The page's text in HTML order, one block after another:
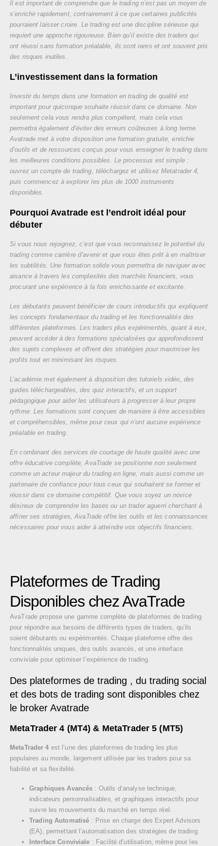
Il est important de comprendre que le trading n’est pas un moyen de
s’enrichir rapidement, contrairement à ce que certaines publicités
pourraient laisser croire. Le trading est une discipline sérieuse qui
requiert une approche rigoureuse. Bien qu’il existe des traders qui
ont réussi sans formation préalable, ils sont rares et ont souvent pris
des risques inutiles.
L’investissement dans la formation
Investir du temps dans une formation en trading de qualité est
important pour quiconque souhaite réussir dans ce domaine. Non
seulement cela vous rendra plus compétent, mais cela vous
permettra également d’éviter des erreurs coûteuses à long terme.
Avatrade met à votre disposition une formation gratuite, enrichie
d’outils et de ressources conçus pour vous enseigner le trading dans
les meilleures conditions possibles. Le processus est simple :
ouvrez un compte de trading, téléchargez et utilisez Metatrader 4,
puis commencez à explorer les plus de 1000 instruments
disponibles.
Pourquoi Avatrade est l’endroit idéal pour
débuter
Si vous nous rejoignez, c’est que vous reconnaissez le potentiel du
trading comme carrière d’avenir et que vous êtes prêt à en maîtriser
les subtilités. Une formation solide vous permettra de naviguer avec
aisance à travers les complexités des marchés financiers, vous
procurant une expérience à la fois enrichissante et excitante.
Les débutants peuvent bénéficier de cours introductifs qui expliquent
les concepts fondamentaux du trading et les fonctionnalités des
différentes plateformes. Les traders plus expérimentés, quant à eux,
peuvent accéder à des formations spécialisées qui approfondissent
des sujets complexes et offrent des stratégies pour maximiser les
profits tout en minimisant les risques.
L’académie met également à disposition des tutoriels vidéo, des
guides téléchargeables, des quiz interactifs, et un support
pédagogique pour aider les utilisateurs à progresser à leur propre
rythme. Les formations sont conçues de manière à être accessibles
et compréhensibles, même pour ceux qui n’ont aucune expérience
préalable en trading.
En combinant des services de courtage de haute qualité avec une
offre éducative complète, AvaTrade se positionne non seulement
comme un acteur majeur du trading en ligne, mais aussi comme un
partenaire de confiance pour tous ceux qui souhaitent se former et
réussir dans ce domaine compétitif. Que vous soyez un novice
désireux de comprendre les bases ou un trader aguerri cherchant à
affiner ses stratégies, AvaTrade offre les outils et les connaissances
nécessaires pour vous aider à atteindre vos objectifs financiers.
Plateformes de Trading
Disponibles chez AvaTrade
AvaTrade propose une gamme complète de plateformes de trading
pour répondre aux besoins de différents types de traders, qu’ils
soient débutants ou expérimentés. Chaque plateforme offre des
fonctionnalités uniques, des outils avancés, et une interface
conviviale pour optimiser l’expérience de trading.
Des plateformes de trading , du trading social
et des bots de trading sont disponibles chez
le broker Avatrade
MetaTrader 4 (MT4) & MetaTrader 5 (MT5)
MetaTrader 4 est l’une des plateformes de trading les plus
populaires au monde, largement utilisée par les traders pour sa
fiabilité et sa flexibilité.
Graphiques Avancés : Outils d’analyse technique,
indicateurs personnalisables, et graphiques interactifs pour
suivre les mouvements du marché en temps réel.
Trading Automatisé : Prise en charge des Expert Advisors
(EA), permettant l’automatisation des stratégies de trading.
Interface Conviviale : Facilité d’utilisation, même pour les